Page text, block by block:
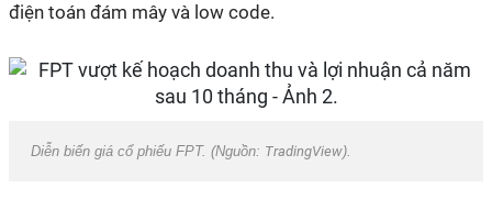
điện toán đám mây và low code.
Diễn biến giá cổ phiếu FPT. (Nguồn: TradingView).